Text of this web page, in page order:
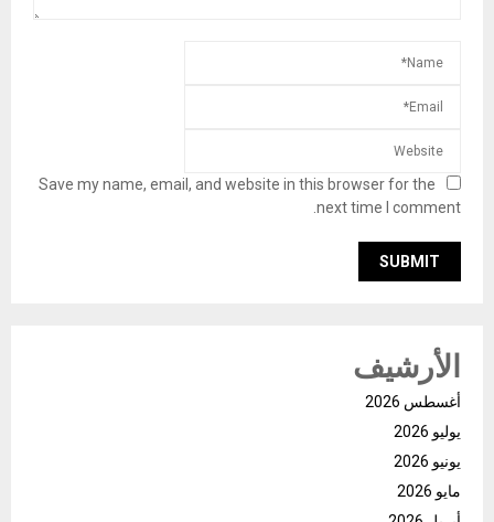
Save my name, email, and website in this browser for the
next time I comment.
الأرشيف
أغسطس 2026
يوليو 2026
يونيو 2026
مايو 2026